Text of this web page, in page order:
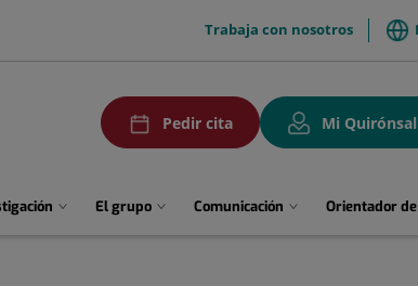
menuTop
Trabaja con nosotros
menuPedirCita
Pedir cita
Mi
El grupo Comunicación Orientador